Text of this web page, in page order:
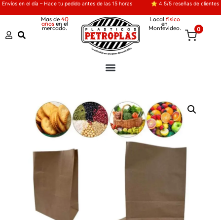
Envíos en el día – Hace tu pedido antes de las 15 horas ⭐ 4.5/5 reseñas de clientes
Mas de 40
añosen el
mercado.
Local físico
en
Montevideo. 0